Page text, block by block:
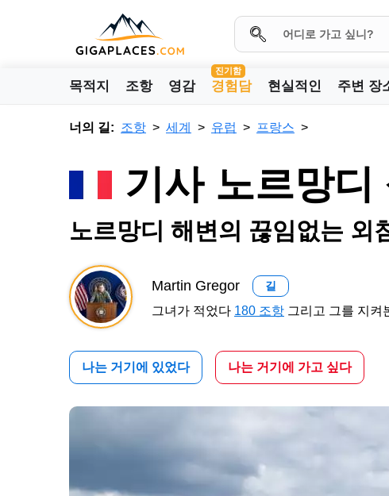
목적지 조항 영감
진기함
경험담 현실적인 주변 장
너의 길: 조항 세계 유럽 프랑스
기사 노르망디
노르망디 해변의 끊임없는 외
Martin Gregor 길
그녀가 적었다 180 조항 그리고 그를 지켜
나는 거기에 있었다 나는 거기에 가고 싶다